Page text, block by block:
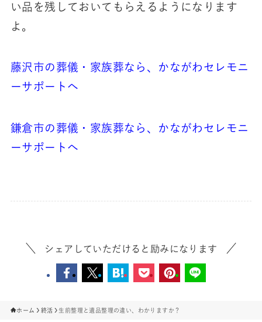
い品を残しておいてもらえるようになります
よ。
藤沢市の葬儀・家族葬なら、かながわセレモニ
ーサポートへ
鎌倉市の葬儀・家族葬なら、かながわセレモニ
ーサポートへ
シェアしていただけると励みになります
ホーム 終活 生前整理と遺品整理の違い、わかりますか？